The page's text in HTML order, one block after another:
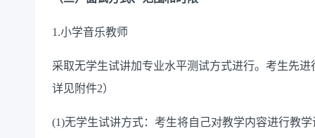
1.小学音乐教师
采取无学生试讲加专业水平测试方式进行。考生先
详见附件2）
(1)无学生试讲方式：考生将自己对教学内容进行教